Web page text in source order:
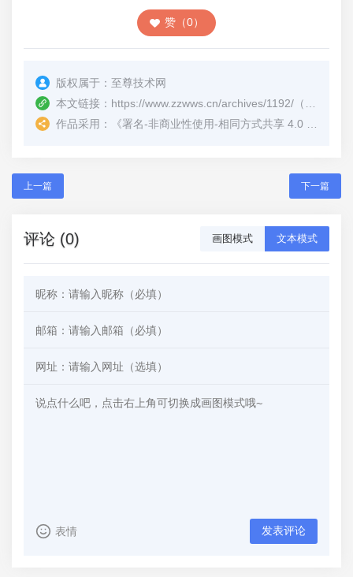
赞（0）
版权属于： 至尊技术网
本文链接： https://www.zzwws.cn/archives/1192/ （转载时请注明本文出处及文章链接）
作品采用：
《署名-非商业性使用-相同方式共享 4.0 国际 (CC BY-NC-SA 4.0)
上一篇 下一篇
评论 (0) 画图模式 文本模式
表情 发表评论